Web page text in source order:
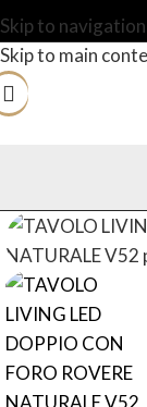
Skip to navigation
Skip to main